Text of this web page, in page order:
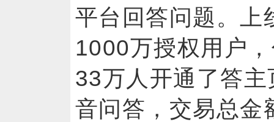
平台回答问题。上
1000万授权用户
33万人开通了答
音问答，交易总金